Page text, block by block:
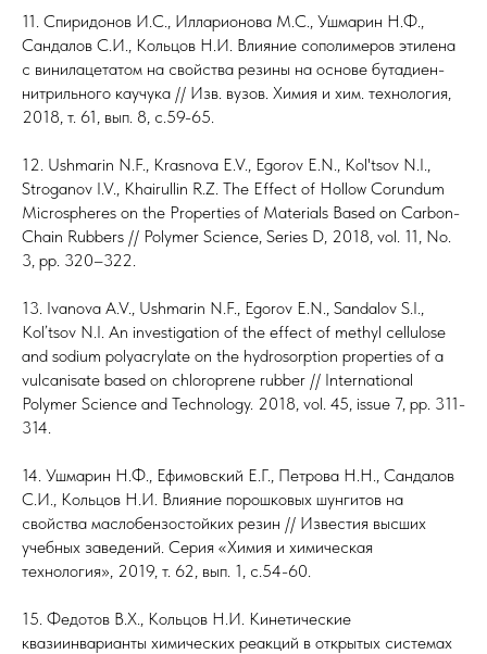
11. Спиридонов И.С., Илларионова М.С., Ушмарин Н.Ф.,
Сандалов С.И., Кольцов Н.И. Влияние сополимеров этилена
с винилацетатом на свойства резины на основе бутадиен-
нитрильного каучука // Изв. вузов. Химия и хим. технология,
2018, т. 61, вып. 8, с.59-65.
12. Ushmarin N.F., Krasnova E.V., Egorov E.N., Kol'tsov N.I.,
Stroganov I.V., Khairullin R.Z. The Effect of Hollow Corundum
Microspheres on the Properties of Materials Based on Carbon-
Chain Rubbers // Polymer Science, Series D, 2018, vol. 11, No.
3, pp. 320–322.
13. Ivanova A.V., Ushmarin N.F., Egorov E.N., Sandalov S.I.,
Kol’tsov N.I. An investigation of the effect of methyl cellulose
and sodium polyacrylate on the hydrosorption properties of a
vulcanisate based on chloroprene rubber // International
Polymer Science and Technology. 2018, vol. 45, issue 7, pp. 311-
314.
14. Ушмарин Н.Ф., Ефимовский Е.Г., Петрова Н.Н., Сандалов
С.И., Кольцов Н.И. Влияние порошковых шунгитов на
свойства маслобензостойких резин // Известия высших
учебных заведений. Серия «Химия и химическая
технология», 2019, т. 62, вып. 1, с.54-60.
15. Федотов В.Х., Кольцов Н.И. Кинетические
квазиинварианты химических реакций в открытых системах